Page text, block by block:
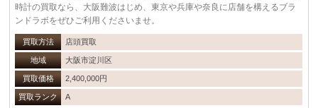
時計の買取なら、大阪難波はじめ、東京や兵庫や奈良に店舗を構えるブラ
ンドラボをぜひご利用くださいませ。
買取方法 店頭買取
地域 大阪市淀川区
買取価格 2,400,000円
買取ランク A